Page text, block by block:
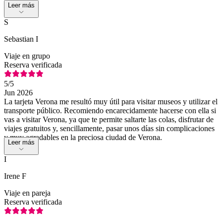
Leer más
S
Sebastian I
Viaje en grupo
Reserva verificada
5/5
Jun 2026
La tarjeta Verona me resultó muy útil para visitar museos y utilizar el
transporte público. Recomiendo encarecidamente hacerse con ella si
vas a visitar Verona, ya que te permite saltarte las colas, disfrutar de
viajes gratuitos y, sencillamente, pasar unos días sin complicaciones
y muy agradables en la preciosa ciudad de Verona.
Leer más
I
Irene F
Viaje en pareja
Reserva verificada